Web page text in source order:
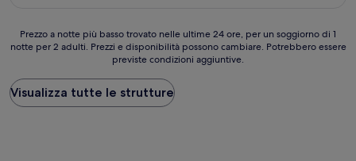
Prezzo
a
più
basso
trovato
Prezzo a notte più basso trovato nelle ultime 24 ore, per un soggiorno di 1
notte per 2 adulti. Prezzi e disponibilità possono cambiare. Potrebbero essere
previste condizioni aggiuntive.
Visualizza tutte le strutture